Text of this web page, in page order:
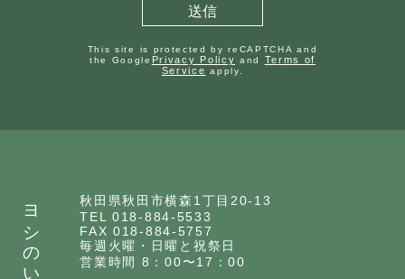
This site is protected by reCAPTCHA and
the Google Privacy Policy and Terms of
Service apply.
ヨシのいえ
秋田県秋田市横森1丁目20-13
TEL 018-884-5533
FAX 018-884-5757
毎週火曜・日曜と祝祭日
営業時間 8：00〜17：00